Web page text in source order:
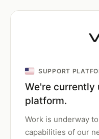
SUPPORT
We're currently
platform.
Work is underway
capabilities of our